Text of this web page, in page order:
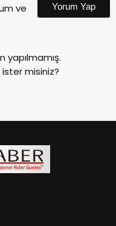
ve
Yorum Yap
yapılmamış.
misiniz?